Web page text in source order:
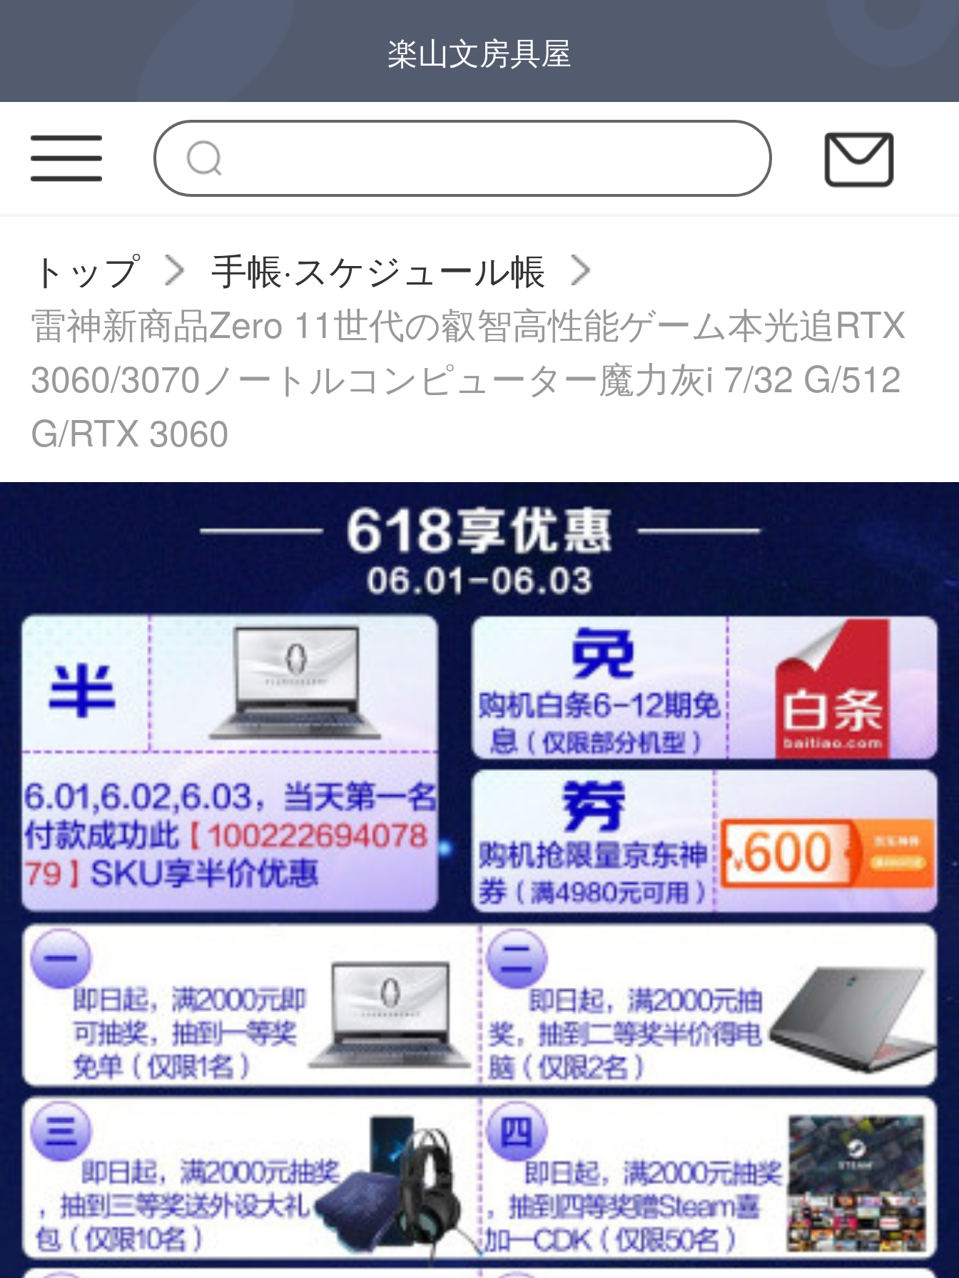
楽山文房具屋
トップ
手帳·スケジュール帳
雷神新商品Zero 11世代の叡智高性能ゲーム本光追RTX
3060/3070ノートルコンピューター魔力灰i 7/32 G/512
G/RTX 3060